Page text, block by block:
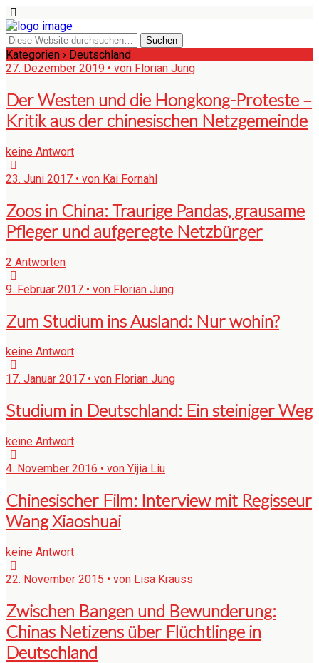
Kategorien › Deutschland
27. Dezember 2019 • von Florian Jung
Der Westen und die Hongkong-Proteste –
Kritik aus der chinesischen Netzgemeinde
keine Antwort
23. Juni 2017 • von Kai Fornahl
Zoos in China: Traurige Pandas, grausame
Pfleger und aufgeregte Netzbürger
2 Antworten
9. Februar 2017 • von Florian Jung
Zum Studium ins Ausland: Nur wohin?
keine Antwort
17. Januar 2017 • von Florian Jung
Studium in Deutschland: Ein steiniger Weg
keine Antwort
4. November 2016 • von Yijia Liu
Chinesischer Film: Interview mit Regisseur
Wang Xiaoshuai
keine Antwort
22. November 2015 • von Lisa Krauss
Zwischen Bangen und Bewunderung:
Chinas Netizens über Flüchtlinge in
Deutschland